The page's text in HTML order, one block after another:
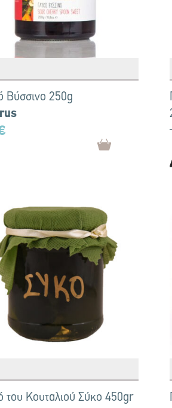
Βύσσινο 250g
του Κουταλιού Σύκο 450gr